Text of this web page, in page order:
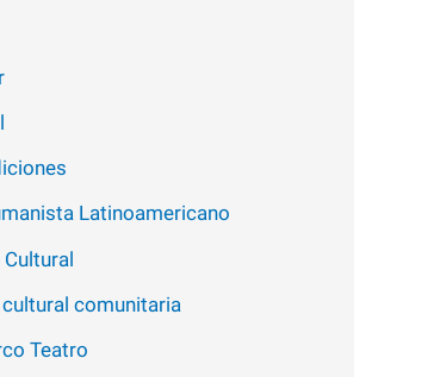
Latinoamericano
comunitaria
Teatro